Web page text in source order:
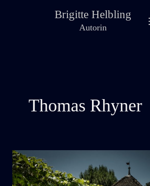
Brigitte Helbling
Autorin
Thomas Rhyner